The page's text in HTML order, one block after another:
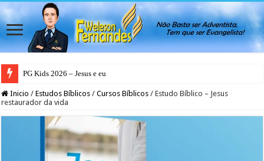
PG Kids 2026 – Jesus e eu
Inicio / Estudos Bíblicos / Cursos Bíblicos / Estudo Bíblico – Jesus
restaurador da vida